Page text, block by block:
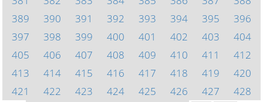
389
390 391 392 393 394 395
396
397
398 399 400 401 402 403
404
405
406 407 408 409 410 411
412
413
414 415 416 417 418 419
420
421
422 423 424 425 426 427
428